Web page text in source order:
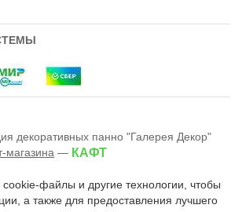
декоративных панно "Галерея Декор"
магазина — КАФТ
cookie-файлы и другие технологии, чтобы
а также для предоставления лучшего